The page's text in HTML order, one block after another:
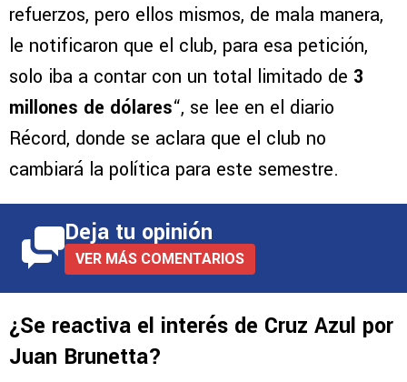
refuerzos, pero ellos mismos, de mala manera,
le notificaron que el club, para esa petición,
solo iba a contar con un total limitado de 3
millones de dólares“, se lee en el diario
Récord, donde se aclara que el club no
cambiará la política para este semestre.
Deja tu opinión
VER MÁS COMENTARIOS
¿Se reactiva el interés de Cruz Azul por
Juan Brunetta?